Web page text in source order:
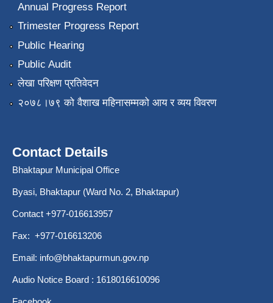
Annual Progress Report
Trimester Progress Report
Public Hearing
Public Audit
लेखा परिक्षण प्रतिवेदन
२०७८।७९ को वैशाख महिनासम्मको आय र व्यय विवरण
Contact Details
Bhaktapur Municipal Office
Byasi, Bhaktapur (Ward No. 2, Bhaktapur)
Contact +977-016613957
Fax: +977-016613206
Email: info@bhaktapurmun.gov.np
Audio Notice Board : 1618016610096